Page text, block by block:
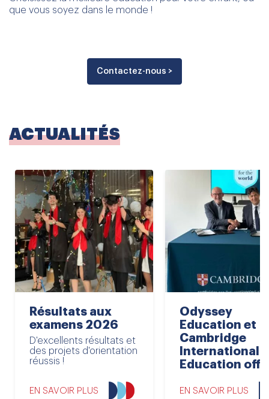
que vous soyez dans le monde !
Contactez-nous >
ACTUALITÉS
Résultats aux
examens 2026
D'excellents résultats et
des projets d'orientation
réussis !
EN SAVOIR PLUS
Odyssey
Education et
Cambridge
International
Education
EN SAVOIR PLUS